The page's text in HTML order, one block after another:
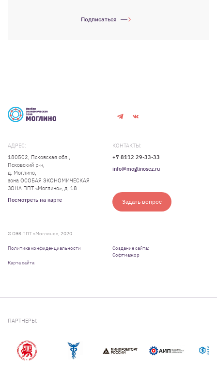
Подписаться
АДРЕС:
180502, Псковская обл.,
Псковский р-н,
д. Моглино,
зона ОСОБАЯ ЭКОНОМИЧЕСКАЯ
ЗОНА ППТ «Моглино», д. 18
Посмотреть на карте
КОНТАКТЫ:
+7 8112 29-33-33
info@moglinosez.ru
Задать вопрос
© ОЭЗ ППТ «Моглино», 2020
Политика конфиденциальности
Карта сайта
Создание сайта:
Софтмажор
ПАРТНЕРЫ: